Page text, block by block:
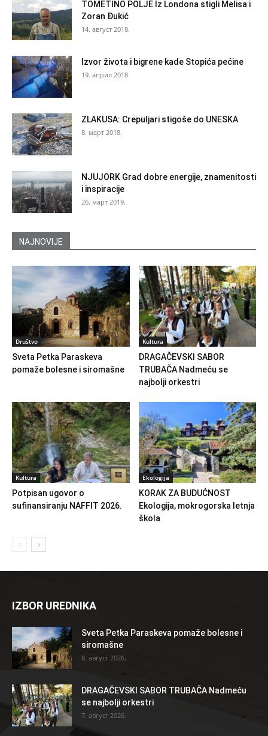
TOMETINO POLJE Iz Londona stigli Melisa i
Zoran Đukić
14. август 2018.
Izvor života i bigrene kade Stopića pećine
19. април 2018.
ZLAKUSA: Crepuljari stigoše do UNESKA
8. март 2018.
NJUJORK Grad dobre energije, znamenitosti
i inspiracije
26. март 2019.
NAJNOVIJE
Društvo
Sveta Petka Paraskeva
pomaže bolesne i siromašne
Kultura
DRAGAČEVSKI SABOR
TRUBAČA Nadmeću se
najbolji orkestri
Kultura
Potpisan ugovor o
sufinansiranju NAFFIT 2026.
Ekologija
KORAK ZA BUDUĆNOST
Ekologija, mokrogorska letnja
škola
IZBOR UREDNIKA
Sveta Petka Paraskeva pomaže bolesne i
siromašne
8. август 2026.
DRAGAČEVSKI SABOR TRUBAČA Nadmeću
se najbolji orkestri
7. август 2026.